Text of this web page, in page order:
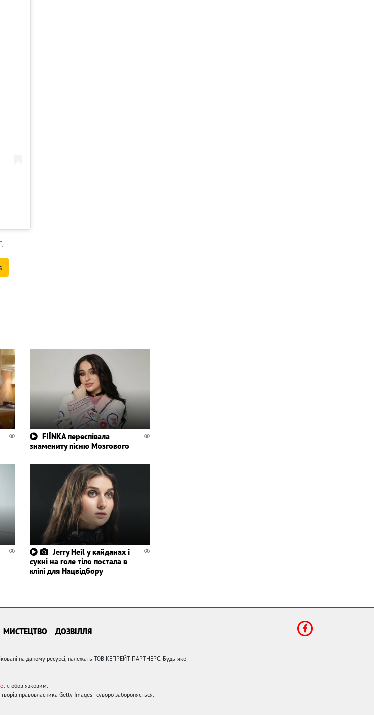
FIЇNKA переспівала
знамениту пісню Мозгового
Jerry Heil у кайданах і
сукні на голе тіло постала в
кліпі для Нацвідбору
МИСТЕЦТВО ДОЗВІЛЛЯ
на даному ресурсі, належать ТОВ КЕПРЕЙТ ПАРТНЕРС. Будь-яке
є обов'язковим.
правовласника Getty Images - суворо забороняється.